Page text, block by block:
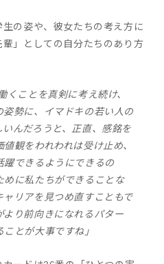
の姿や、彼女たちの考え方に
」としての自分たちのあり方
くことを真剣に考え続け、
勢に、イマドキの若い人の
んだろうと、正直、感銘を
観をわれわれは受け止め、
躍できるようにできるの
に私たちができることな
ャリアを見つめ直すこともで
より前向きになれるパター
とが大事ですね」